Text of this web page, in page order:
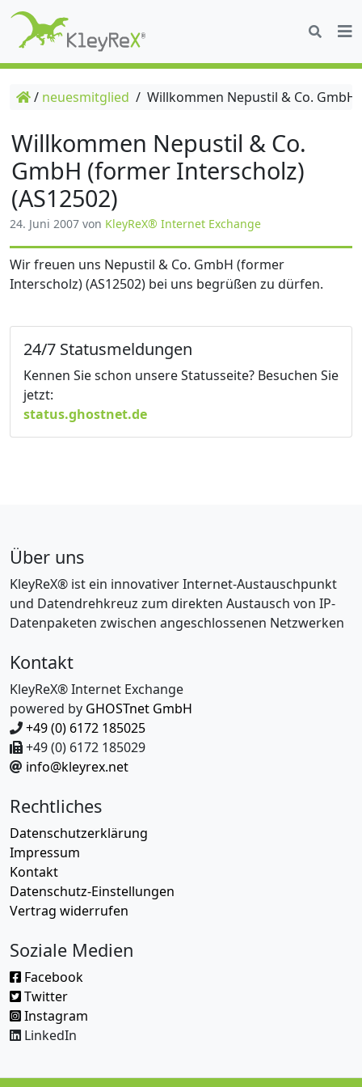
/ neuesmitglied / Willkommen Nepustil & Co.
Willkommen Nepustil & Co.
GmbH (former Interscholz)
(AS12502)
24. Juni 2007 von KleyReX® Internet Exchange
Wir freuen uns Nepustil & Co. GmbH (former
Interscholz) (AS12502) bei uns begrüßen zu dürfen.
24/7 Statusmeldungen
Kennen Sie schon unsere Statusseite? Besuchen Sie
jetzt:
status.ghostnet.de
Über uns
KleyReX® ist ein innovativer Internet-Austauschpunkt
und Datendrehkreuz zum direkten Austausch von IP-
Datenpaketen zwischen angeschlossenen Netzwerken
Kontakt
KleyReX® Internet Exchange
powered by GHOSTnet GmbH
+49 (0) 6172 185025
+49 (0) 6172 185029
info@kleyrex.net
Rechtliches
Datenschutzerklärung
Impressum
Kontakt
Datenschutz-Einstellungen
Vertrag widerrufen
Soziale Medien
Facebook
Twitter
Instagram
LinkedIn